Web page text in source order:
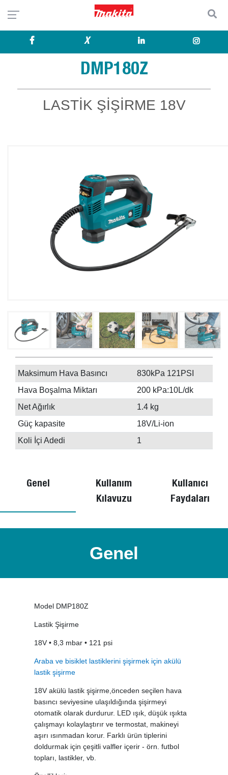
X
DMP180Z
LASTİK ŞİŞİRME 18V
Maksimum Hava Basıncı
830kPa 121PSI
Hava Boşalma Miktarı
200 kPa:10L/dk
Net Ağırlık
1.4 kg
Güç kapasite
18V/Li-ion
Koli İçi Adedi
1
Genel
Kullanım
Kılavuzu
Kullanıcı
Faydaları
Genel
Model DMP180Z
Lastik Şişirme
18V • 8,3 mbar • 121 psi
Araba ve bisiklet lastiklerini şişirmek için akülü
lastik şişirme
18V akülü lastik şişirme,önceden seçilen hava
basıncı seviyesine ulaşıldığında şişirmeyi
otomatik olarak durdurur. LED ışık, düşük ışıkta
çalışmayı kolaylaştırır ve termostat, makineyi
aşırı ısınmadan korur. Farklı ürün tiplerini
doldurmak için çeşitli valfler içerir - örn. futbol
topları, lastikler, vb.